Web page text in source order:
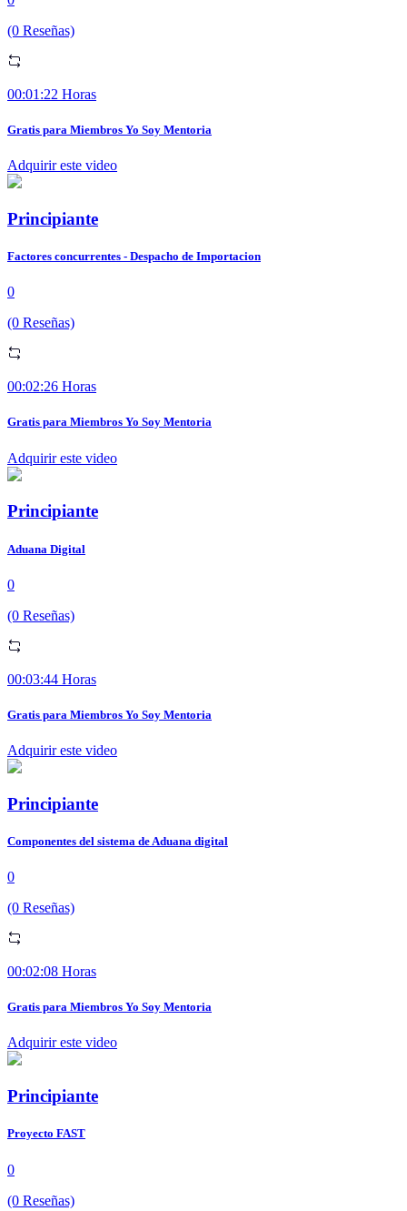
(0 Reseñas)
00:01:22 Horas
Gratis para Miembros Yo Soy Mentoria
Adquirir este video
Principiante
Factores concurrentes - Despacho de Importacion
0
(0 Reseñas)
00:02:26 Horas
Gratis para Miembros Yo Soy Mentoria
Adquirir este video
Principiante
Aduana Digital
0
(0 Reseñas)
00:03:44 Horas
Gratis para Miembros Yo Soy Mentoria
Adquirir este video
Principiante
Componentes del sistema de Aduana digital
0
(0 Reseñas)
00:02:08 Horas
Gratis para Miembros Yo Soy Mentoria
Adquirir este video
Principiante
Proyecto FAST
0
(0 Reseñas)